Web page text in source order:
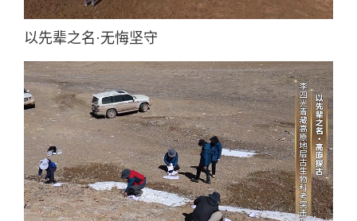
以先辈之名·无悔坚守